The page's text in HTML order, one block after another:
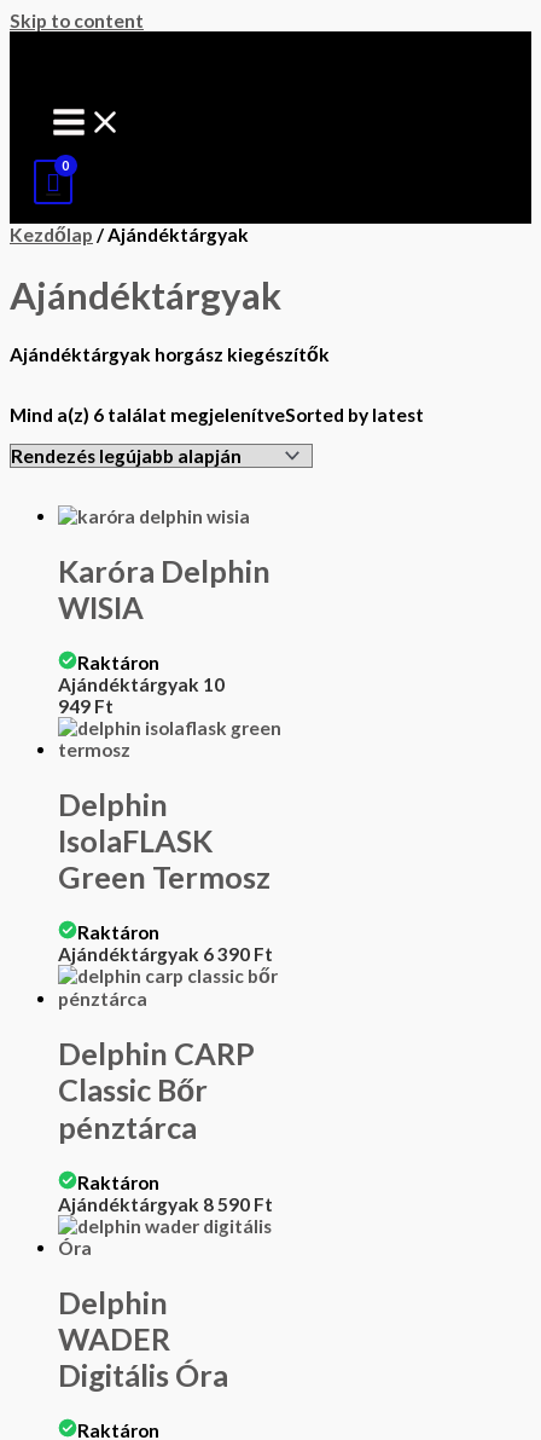
Skip to content
Kezdőlap / Ajándéktárgyak
Ajándéktárgyak
Ajándéktárgyak horgász kiegészítők
Mind a(z) 6 találat megjelenítveSorted by latest
Karóra Delphin
WISIA
Raktáron
Ajándéktárgyak 10
949 Ft
Delphin
IsolaFLASK
Green Termosz
Raktáron
Ajándéktárgyak 6 390 Ft
Delphin CARP
Classic Bőr
pénztárca
Raktáron
Ajándéktárgyak 8 590 Ft
Delphin
WADER
Digitális Óra
Raktáron